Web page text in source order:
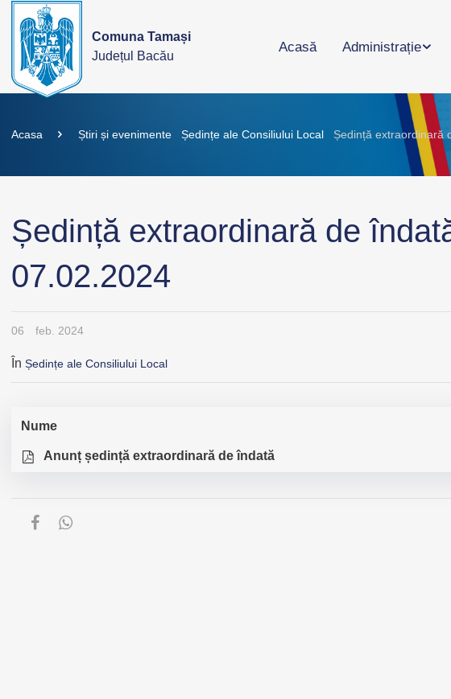
Comuna Tamași
Județul Bacău
Acasă Administrație
Acasa Știri și evenimente Ședințe ale Consiliului Local Ședință extraordinară
Ședință extraordinară de
07.02.2024
06 feb. 2024
În Ședințe ale Consiliului Local
Nume
Anunț ședință extraordinară de îndată